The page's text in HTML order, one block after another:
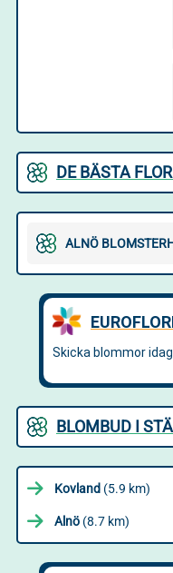
DE BÄSTA
ALNÖ
BLOMBUD I
Kovland (5.9 km)
Alnö (8.7 km)